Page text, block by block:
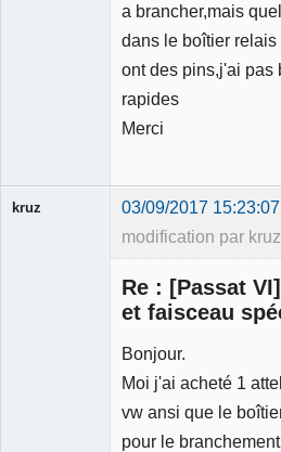
a brancher,mais
dans le boîtier
ont des pins,j'ai pas
rapides
Merci
kruz 03/09/2017 15:23:07
modification par
Re : [Passat
et faisceau
Bonjour.
Moi j'ai acheté 1
vw ansi que le
pour le